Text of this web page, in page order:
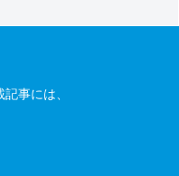
事には、